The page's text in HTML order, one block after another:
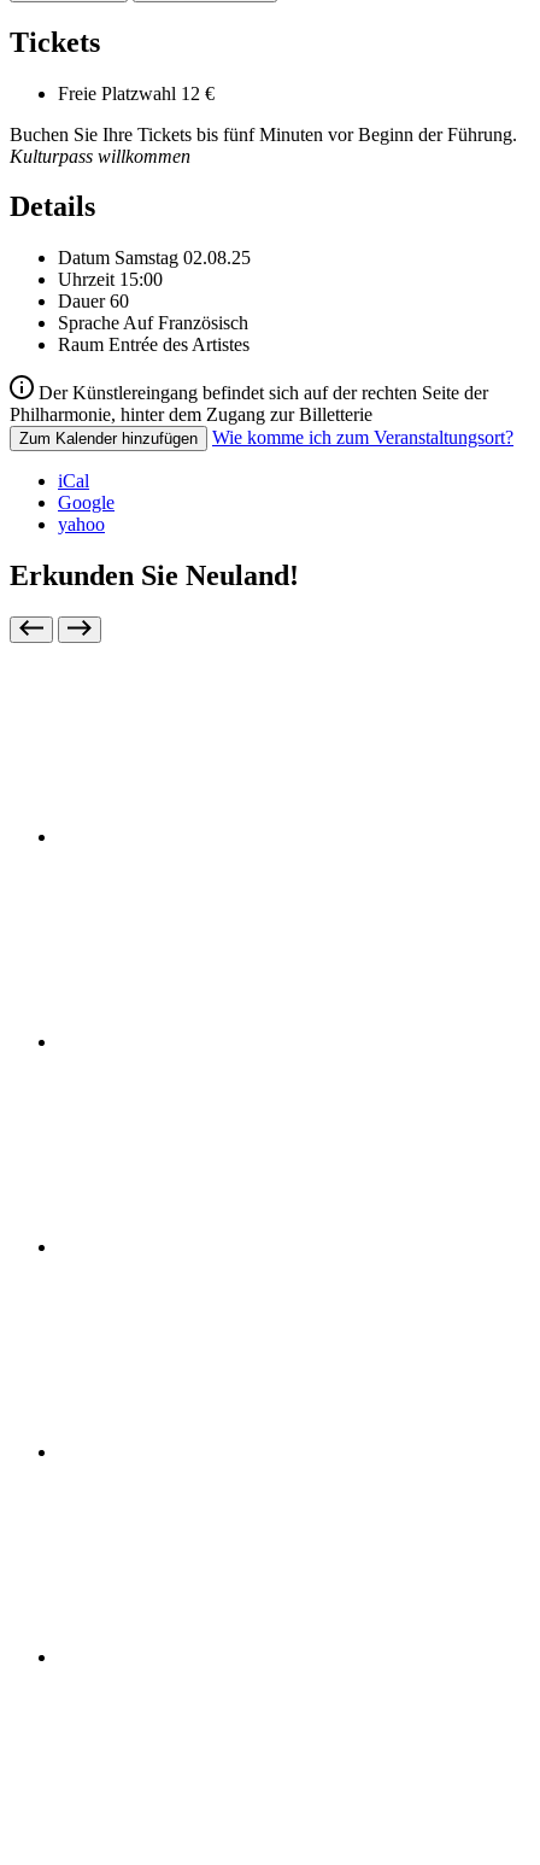
Tickets
Freie Platzwahl 12 €
Buchen Sie Ihre Tickets bis fünf Minuten vor Beginn der Führung.
Kulturpass willkommen
Details
Datum Samstag 02.08.25
Uhrzeit 15:00
Dauer 60
Sprache Auf Französisch
Raum Entrée des Artistes
Der Künstlereingang befindet sich auf der rechten Seite der
Philharmonie, hinter dem Zugang zur Billetterie
Zum Kalender hinzufügen Wie komme ich zum Veranstaltungsort?
iCal
Google
yahoo
Erkunden Sie Neuland!